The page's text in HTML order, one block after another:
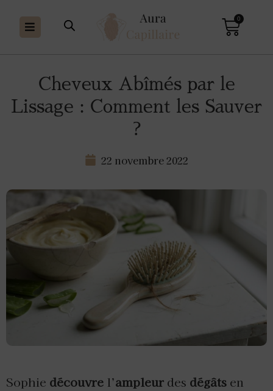
0
Cheveux Abîmés par le
Lissage : Comment les Sauver
?
22 novembre 2022
Sophie découvre l’ampleur des dégâts en